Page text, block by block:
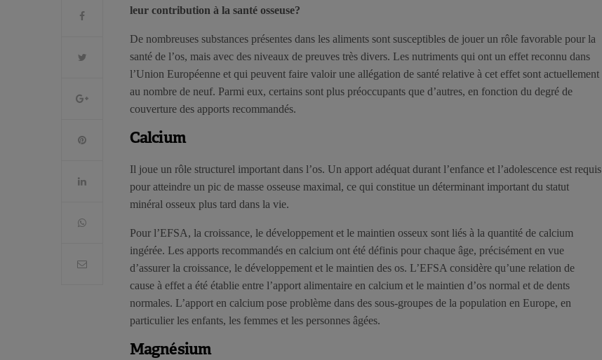
leur contribution à la santé osseuse?
De nombreuses substances présentes dans les aliments sont susceptibles de jouer un rôle favorable pour la
santé de l’os, mais avec des niveaux de preuves très divers. Les nutriments qui ont un effet reconnu dans
l’Union Européenne et qui peuvent faire valoir une allégation de santé relative à cet effet sont actuellement
au nombre de neuf. Parmi eux, certains sont plus préoccupants que d’autres, en fonction du degré de
couverture des apports recommandés.
Calcium
Il joue un rôle structurel important dans l’os. Un apport adéquat durant l’enfance et l’adolescence est requis
pour atteindre un pic de masse osseuse maximal, ce qui constitue un déterminant important du statut
minéral osseux plus tard dans la vie.
Pour l’EFSA, la croissance, le développement et le maintien osseux sont liés à la quantité de calcium
ingérée. Les apports recommandés en calcium ont été définis pour chaque âge, précisément en vue
d’assurer la croissance, le développement et le maintien des os. L’EFSA considère qu’une relation de
cause à effet a été établie entre l’apport alimentaire en calcium et le maintien d’os normal et de dents
normales. L’apport en calcium pose problème dans des sous-groupes de la population en Europe, en
particulier les enfants, les femmes et les personnes âgées.
Magnésium